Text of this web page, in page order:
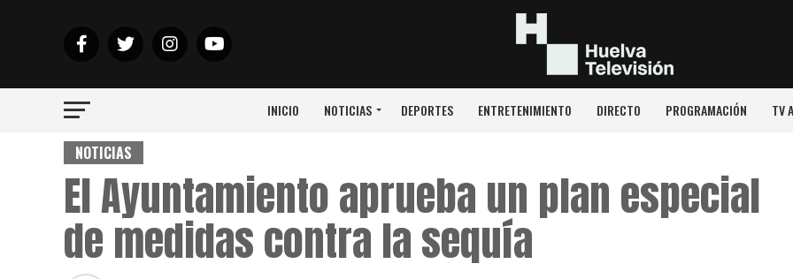
INICIO NOTICIAS DEPORTES ENTRETENIMIENTO DIRECTO PROGRAMACIÓN TV
NOTICIAS
El Ayuntamiento aprueba un plan especial
de medidas contra la sequía